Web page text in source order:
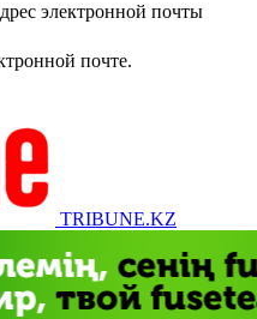
электронной почты
почте.
TRIBUNE.KZ